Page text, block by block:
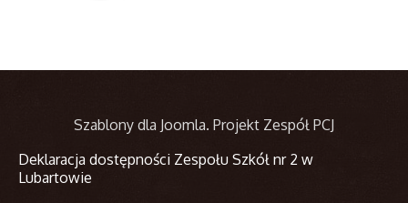
Szablony dla Joomla. Projekt Zespół PCJ
Deklaracja dostępności Zespołu Szkół nr 2 w
Lubartowie